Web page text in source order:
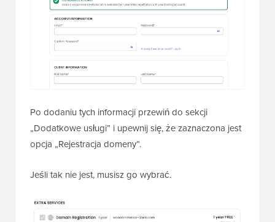
Po dodaniu tych informacji przewiń do sekcji
„Dodatkowe usługi” i upewnij się, że zaznaczona jest
opcja „Rejestracja domeny”.
Jeśli tak nie jest, musisz go wybrać.